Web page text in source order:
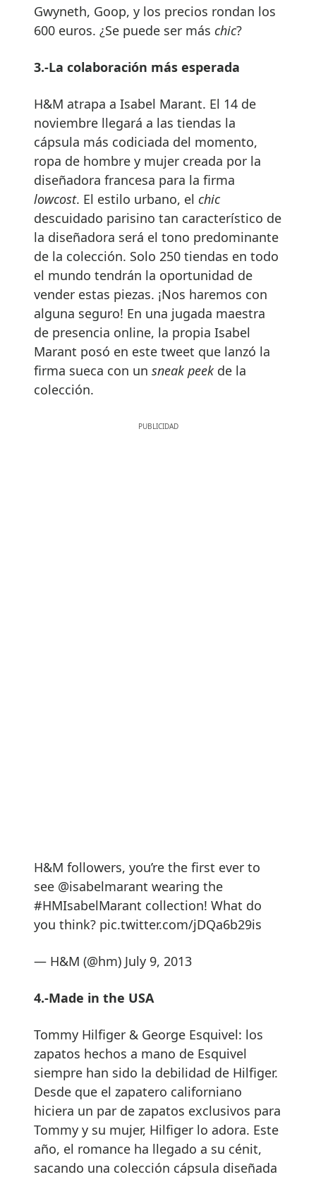
Gwyneth, Goop, y los precios rondan los
600 euros. ¿Se puede ser más chic?
3.-La colaboración más esperada
H&M atrapa a Isabel Marant. El 14 de
noviembre llegará a las tiendas la
cápsula más codiciada del momento,
ropa de hombre y mujer creada por la
diseñadora francesa para la firma
lowcost. El estilo urbano, el chic
descuidado parisino tan característico de
la diseñadora será el tono predominante
de la colección. Solo 250 tiendas en todo
el mundo tendrán la oportunidad de
vender estas piezas. ¡Nos haremos con
alguna seguro! En una jugada maestra
de presencia online, la propia Isabel
Marant posó en este tweet que lanzó la
firma sueca con un sneak peek de la
colección.
H&M followers, you’re the first ever to
see @isabelmarant wearing the
#HMIsabelMarant collection! What do
you think? pic.twitter.com/jDQa6b29is
— H&M (@hm) July 9, 2013
4.-Made in the USA
Tommy Hilfiger & George Esquivel: los
zapatos hechos a mano de Esquivel
siempre han sido la debilidad de Hilfiger.
Desde que el zapatero californiano
hiciera un par de zapatos exclusivos para
Tommy y su mujer, Hilfiger lo adora. Este
año, el romance ha llegado a su cénit,
sacando una colección cápsula diseñada